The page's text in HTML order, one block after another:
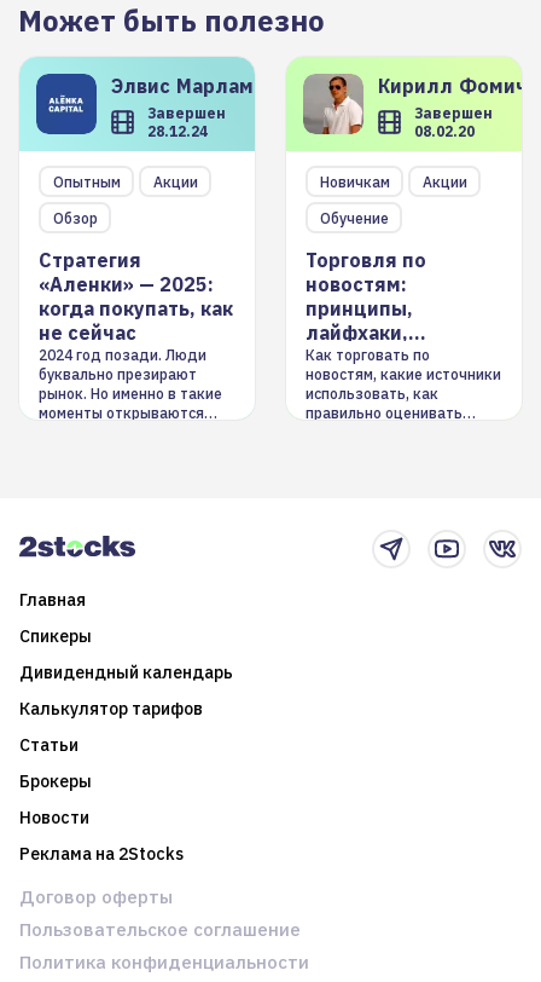
Может быть полезно
Элвис Марламов
Завершен
28.12.24
Опытным
Акции
Обзор
Стратегия
«Аленки» — 2025:
когда покупать, как
не сейчас
2024 год позади. Люди
буквально презирают
рынок. Но именно в такие
моменты открываются
Кирилл
Завершен
08.02.20
Новичкам
Акции
Обучение
Торговля по
новостям:
принципы,
лайфхаки,
инструменты
Как торговать по
новостям, какие источники
использовать, как
правильно оценивать
Главная
Спикеры
Дивидендный календарь
Калькулятор тарифов
Статьи
Брокеры
Новости
Реклама на 2Stocks
Договор оферты
Пользовательское соглашение
Политика конфиденциальности